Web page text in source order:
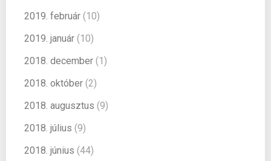
2019. február (10)
2019. január (10)
2018. december (1)
2018. október (2)
2018. augusztus (9)
2018. július (9)
2018. június (44)